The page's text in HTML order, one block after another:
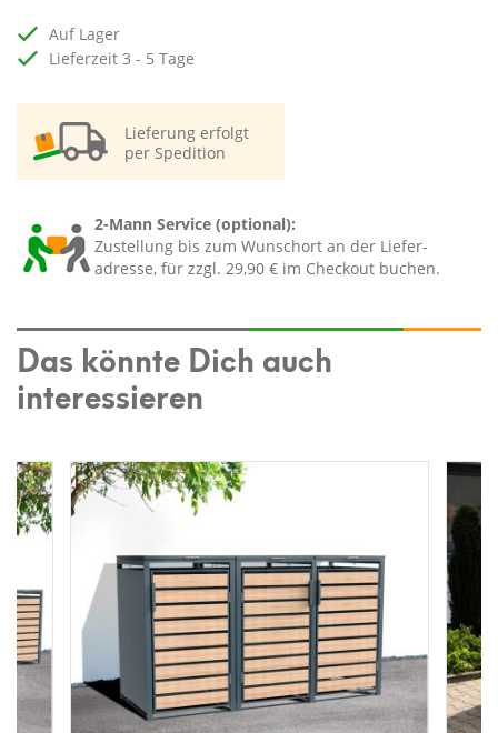
auf Lager
Lieferzeit 3 - 5 Tage
Lieferung erfolgt
per Spedition
2-Mann Service (optional):
Zustellung bis zum Wunschort an der Liefer-
adresse, für zzgl. 29,90 € im Checkout buchen.
Das könnte Dich auch
interessieren